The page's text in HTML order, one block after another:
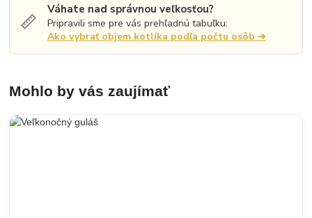
📏
Váhate nad správnou veľkosťou?
Pripravili sme pre vás prehľadnú tabuľku:
Ako vybrať objem kotlíka podľa počtu osôb ➔
Mohlo by vás zaujímať